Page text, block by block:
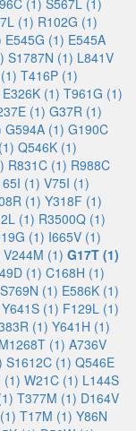
(1) S567L (1)
(1) R102G (1)
E545G (1) E545A
S1787N (1) L841V
T416P (1)
E326K (1) T961G (1)
(1) G37R (1)
G594A (1) G190C
Q546K (1)
R831C (1) R988C
(1) V75I (1)
(1) Y318F (1)
(1) R3500Q (1)
(1) I665V (1)
V244M (1) G17T (1)
(1) C168H (1)
S769N (1) E586K (1)
Y641S (1) F129L (1)
(1) Y641H (1)
M1268T (1) A736V
S1612C (1) Q546E
(1) W21C (1) L144S
T377M (1) D164V
T17M (1) Y86N